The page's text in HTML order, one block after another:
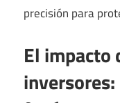
precisión para
El impacto